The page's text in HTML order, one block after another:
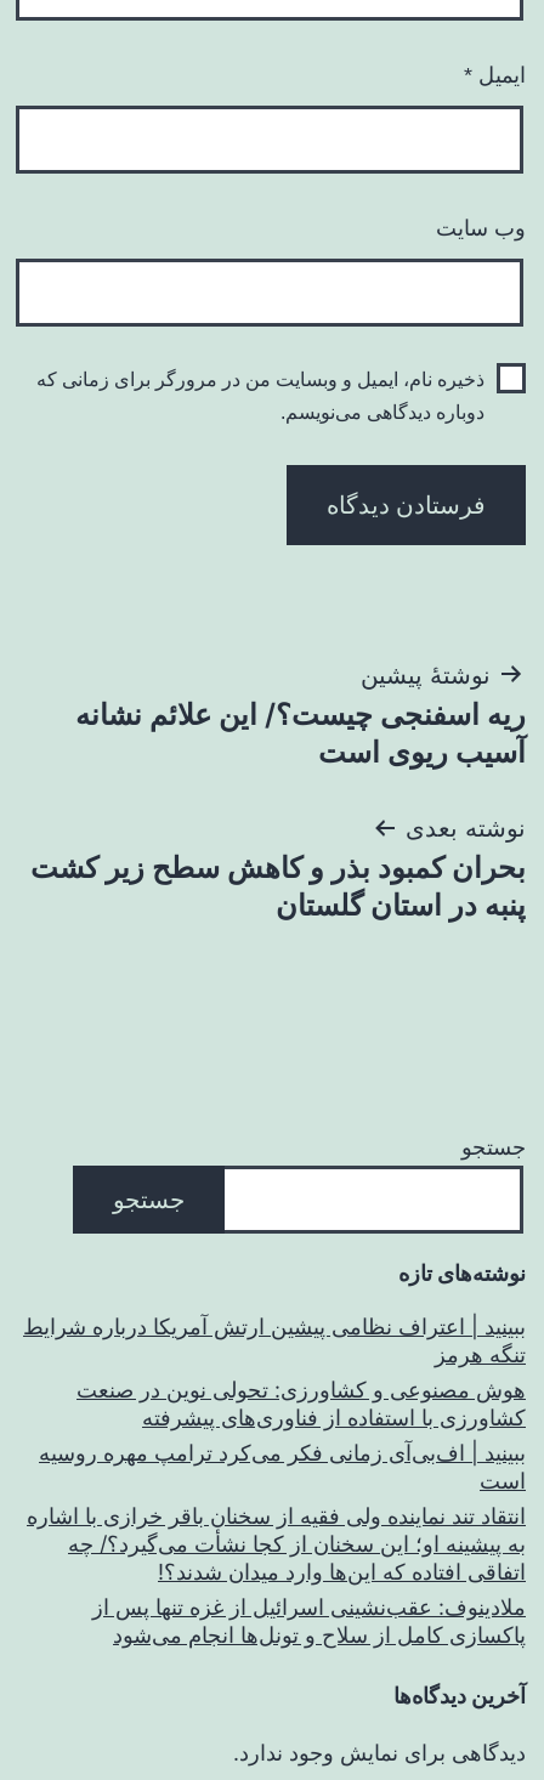
ایمیل *
وب‌ سایت
ذخیره نام، ایمیل و وبسایت من در مرورگر برای زمانی که
دوباره دیدگاهی می‌نویسم.
راهبری
نوشته
نوشتهٔ پیشین
ریه اسفنجی چیست؟/ این علائم نشانه
آسیب ریوی است
نوشته بعدی
بحران کمبود بذر و کاهش سطح زیر کشت
پنبه در استان گلستان
جستجو
جستجو
نوشته‌های تازه
ببینید | اعتراف نظامی پیشین ارتش آمریکا درباره شرایط
تنگه هرمز
هوش مصنوعی و کشاورزی: تحولی نوین در صنعت
کشاورزی با استفاده از فناوری‌های پیشرفته
ببینید | اف‌بی‌آی زمانی فکر می‌کرد ترامپ مهره روسیه
است
انتقاد تند نماینده ولی فقیه از سخنان باقر خرازی با اشاره
به پیشینه او؛ این سخنان از کجا نشأت می‌گیرد؟/ چه
اتفاقی افتاده که این‌ها وارد میدان شدند؟!
ملادینوف: عقب‌نشینی اسرائیل از غزه تنها پس از
پاکسازی کامل از سلاح و تونل‌ها انجام می‌شود
آخرین دیدگاه‌ها
دیدگاهی برای نمایش وجود ندارد.